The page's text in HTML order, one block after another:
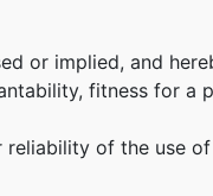
or implied, and
fitness for a
reliability of the use